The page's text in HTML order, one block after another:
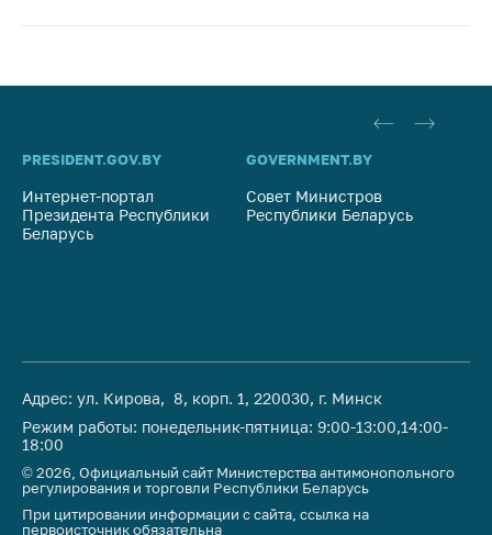
PRESIDENT.GOV.BY
Интернет-портал
Президента Республики
Беларусь
GOVERNMENT.BY
Совет Министров
Республики Беларусь
Адрес: ул. Кирова, 8, корп. 1, 220030, г. Минск
Режим работы: понедельник-пятница: 9:00-13:00,14:00-
18:00
© 2026, Официальный сайт Министерства антимонопольного
регулирования и торговли Республики Беларусь
При цитировании информации с сайта, ссылка на
первоисточник обязательна